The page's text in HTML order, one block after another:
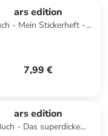
ars edition
- Mein Stickerheft -
7,99 €
ars edition
- Das superdicke